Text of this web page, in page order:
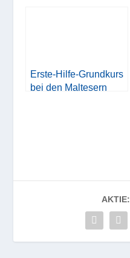
Erste-Hilfe-Grundkurs
bei den Maltesern
AKTIE: